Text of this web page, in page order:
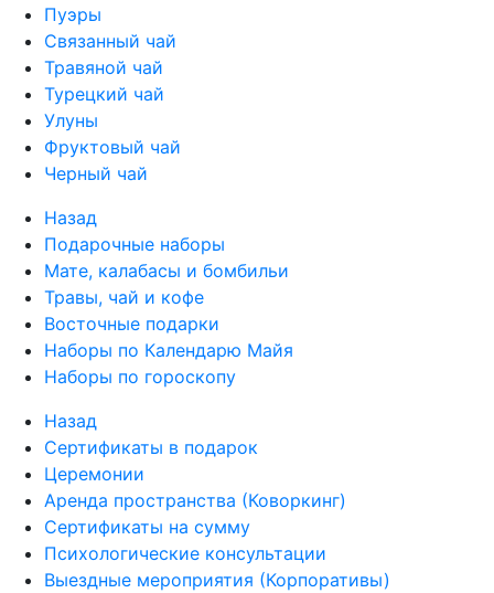
Пуэры
Связанный чай
Травяной чай
Турецкий чай
Улуны
Фруктовый чай
Черный чай
Назад
Подарочные наборы
Мате, калабасы и бомбильи
Травы, чай и кофе
Восточные подарки
Наборы по Календарю Майя
Наборы по гороскопу
Назад
Сертификаты в подарок
Церемонии
Аренда пространства (Коворкинг)
Сертификаты на сумму
Психологические консультации
Выездные мероприятия (Корпоративы)